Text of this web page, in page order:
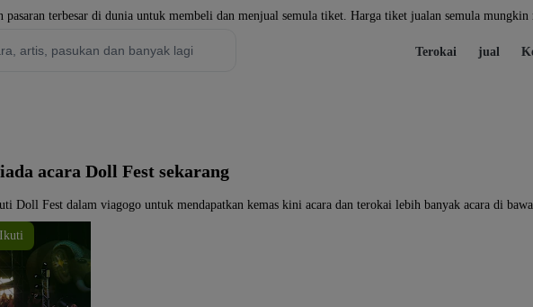
pasaran terbesar di dunia untuk membeli dan menjual semula tiket. Harga tiket jualan semula
Terokai jual
acara Doll Fest sekarang
Doll Fest dalam viagogo untuk mendapatkan kemas kini acara dan terokai lebih banyak acara di
Ikuti